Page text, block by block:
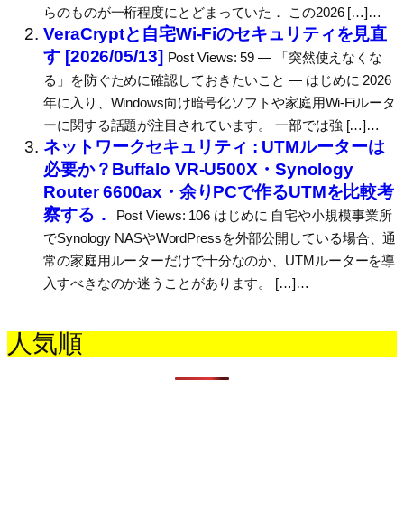
らのものが一桁程度にとどまっていた． この2026 […]…
VeraCryptと自宅Wi-Fiのセキュリティを見直
す [2026/05/13] Post Views: 59 ― 「突然使えなくな
る」を防ぐために確認しておきたいこと ― はじめに 2026
年に入り、Windows向け暗号化ソフトや家庭用Wi-Fiルータ
ーに関する話題が注目されています。 一部では強 […]…
ネットワークセキュリティ : UTMルーターは
必要か？Buffalo VR-U500X・Synology
Router 6600ax・余りPCで作るUTMを比較考
察する．
Post Views: 106 はじめに 自宅や小規模事業所
でSynology NASやWordPressを外部公開している場合、通
常の家庭用ルーターだけで十分なのか、UTMルーターを導
入すべきなのか迷うことがあります。 […]…
人気順